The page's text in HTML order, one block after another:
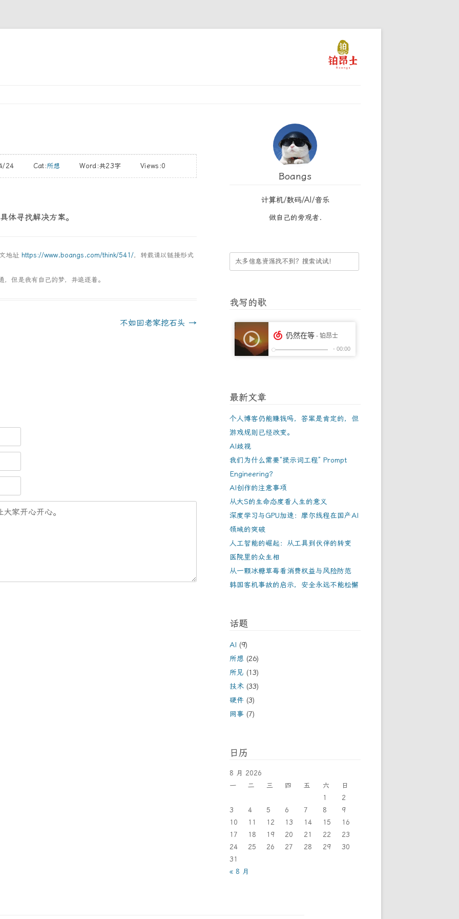
24 Cat:所想 Word:共23字 Views:0
体寻找解决方案。
地址 https://www.boangs.com/think/541/，转载请以链接形式
但是我有自己的梦，并追逐着。
不如回老家挖石头 →
Boangs
计算机/数码/AI/音乐
做自己的旁观者.
我写的歌
最新文章
个人博客仍能赚钱吗，答案是肯定的，但
游戏规则已经改变。
AI歧视
我们为什么需要“提示词工程” Prompt
Engineering？
AI创作的注意事项
从大S的生命态度看人生的意义
深度学习与GPU加速：摩尔线程在国产AI
领域的突破
人工智能的崛起：从工具到伙伴的转变
医院里的众生相
从一颗冰糖草莓看消费权益与风险防范
韩国客机事故的启示，安全永远不能松懈
话题
AI (9)
所想 (26)
所见 (13)
技术 (33)
硬件 (3)
网事 (7)
日历
8 月 2026
一
二 三 四 五 六
日
1
2
3
4 5 6 7 8
9
10
11 12 13 14 15
16
17
18 19 20 21 22
23
24
25 26 27 28 29
30
31
« 8 月